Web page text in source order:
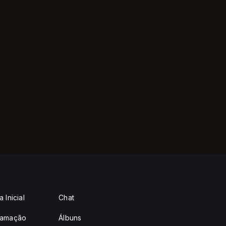
Inicial Chat
Álbuns